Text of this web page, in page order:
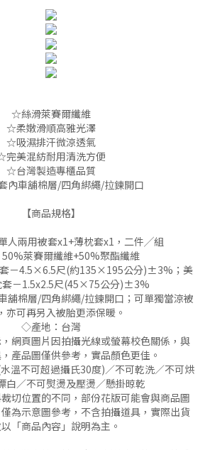
☆絲滑萊賽爾纖維
☆柔嫩滑順高雅光澤
☆吸濕排汗微涼透氣
美混紡耐用清洗方便
☆台灣製造專櫃品質
內車舖棉層/四角綁繩/拉鍊開口
【商品規格】
人兩用被套x1+薄枕套x1，二件╱組
萊賽爾纖維+50%聚酯纖維
－4.5×6.5尺(約135×195公分)±3%；美
套－1.5x2.5尺(45×75公分)±3%
舖棉層/四角綁繩/拉鍊開口；可單獨當涼被
亦可再另入被胎更添保暖。
◇產地：台灣
網頁圖片因拍攝光線或螢幕校色關係，與
產品圖僅供參考，實品顏色更佳。
溫不可超過攝氏30度)／不可乾洗／不可烘
白／不可熨燙及壓燙／懸掛晾乾
切位置的不同，部份花版可能會與商品圖
為示意圖參考，不含拍攝道具，實際出貨
「商品內容」說明為主。